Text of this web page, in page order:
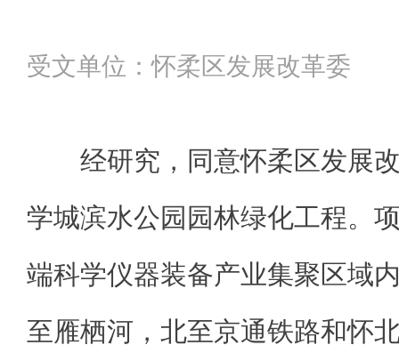
受文单位：怀柔区发展改革委
经研究，同意怀柔区发展
学城滨水公园园林绿化工程。
端科学仪器装备产业集聚区域
至雁栖河，北至京通铁路和怀